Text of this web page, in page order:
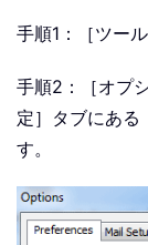
手順1：［ツー
手順2：［オプ
定］タブにある
す。